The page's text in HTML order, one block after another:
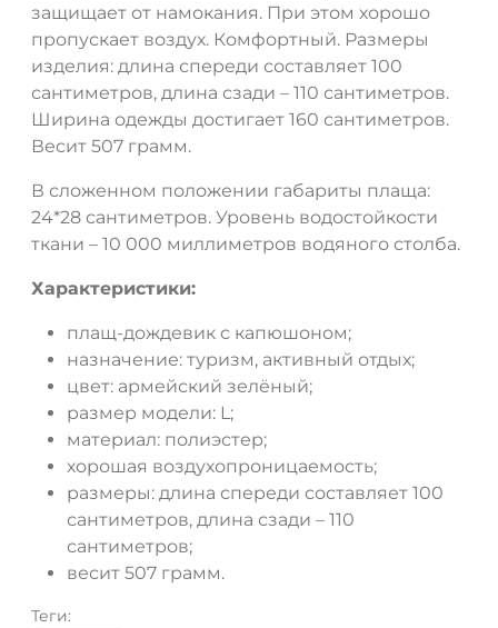
защищает от намокания. При этом хорошо
пропускает воздух. Комфортный. Размеры
изделия: длина спереди составляет 100
сантиметров, длина сзади – 110 сантиметров.
Ширина одежды достигает 160 сантиметров.
Весит 507 грамм.
В сложенном положении габариты плаща:
24*28 сантиметров. Уровень водостойкости
ткани – 10 000 миллиметров водяного столба.
Характеристики:
плащ-дождевик с капюшоном;
назначение: туризм, активный отдых;
цвет: армейский зелёный;
размер модели: L;
материал: полиэстер;
хорошая воздухопроницаемость;
размеры: длина спереди составляет 100
сантиметров, длина сзади – 110
сантиметров;
весит 507 грамм.
Теги:
ДА НЕТ